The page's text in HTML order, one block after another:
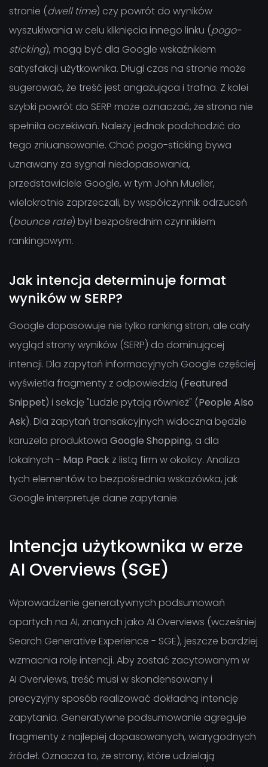
stronie (dwell time) czy powrót do wyników
wyszukiwania w celu kliknięcia innego linku (pogo-
sticking), mogą być dla Google wskaźnikiem
satysfakcji użytkownika. Długi czas na stronie może
sugerować, że treść jest angażująca i trafna. Z kolei
szybki powrót do SERP może oznaczać, że strona nie
spełniła oczekiwań. Należy jednak podchodzić do
tego zniuansowanie. Choć pogo-sticking bywa
uznawany za sygnał niedopasowania,
przedstawiciele Google, w tym John Mueller,
wielokrotnie zaprzeczali, by współczynnik odrzuceń
(bounce rate) był bezpośrednim czynnikiem
rankingowym.
Jak intencja determinuje format
wyników w SERP?
Google dopasowuje nie tylko ranking stron, ale cały
wygląd strony wyników (SERP) do dominującej
intencji. Dla zapytań informacyjnych Google częściej
wyświetla fragmenty z odpowiedzią (Featured
Snippet) i sekcję "Ludzie pytają również" (People Also
Ask). Dla zapytań transakcyjnych widoczna będzie
karuzela produktowa Google Shopping, a dla
lokalnych - Map Pack z listą firm w okolicy. Analiza
tych elementów to bezpośrednia wskazówka, jak
Google interpretuje dane zapytanie.
Intencja użytkownika w erze
AI Overviews (SGE)
Wprowadzenie generatywnych podsumowań
opartych na AI, znanych jako AI Overviews (wcześniej
Search Generative Experience - SGE), jeszcze bardziej
wzmacnia rolę intencji. Aby zostać zacytowanym w
AI Overviews, treść musi w skondensowany i
precyzyjny sposób realizować dokładną intencję
zapytania. Generatywne podsumowanie agreguje
fragmenty z najlepiej dopasowanych, wiarygodnych
źródeł. Oznacza to, że strony, które udzielają